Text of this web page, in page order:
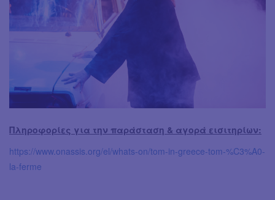
Πληροφορίες για την παράσταση & αγορά εισιτηρίων:
https://www.onassis.org/el/whats-on/tom-in-greece-tom-%C3%A0-
la-ferme